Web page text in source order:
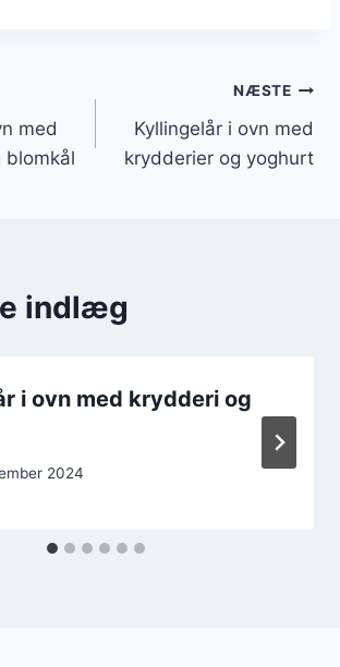
med
blomkål
NÆSTE
Kyllingelår i ovn med
krydderier og yoghurt
indlæg
i ovn med krydderi og
2024